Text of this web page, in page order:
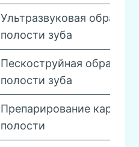
Ультразвуковая
полости зуба
Пескоструйная
полости зуба
Препарирование
полости